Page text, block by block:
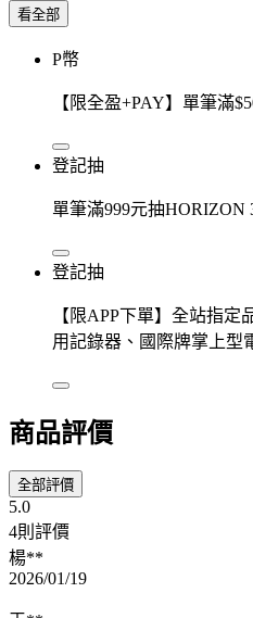
看全部
P幣
【限全盈+PAY】單筆滿
登記抽
單筆滿999元抽HORIZON
登記抽
【限APP下單】全站指定
用記錄器、國際牌掌上型
商品評價
全部評價
5.0
4則評價
楊**
2026/01/19